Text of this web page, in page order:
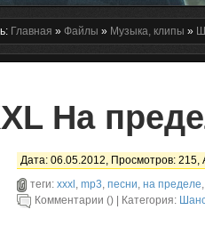
Главная » Файлы » Музыка, клипы »
На
Дата: 06.05.2012, Просмотров: 215,
теги: xxxl , mp3, песни, на пределе,
Комментарии () | Категория: